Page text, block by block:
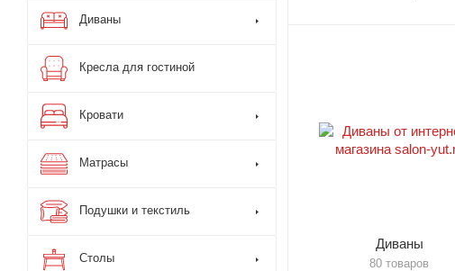
Диваны
80 товаров
Диваны
Кресла для гостиной
Кровати
Матрасы
Подушки и текстиль
Столы